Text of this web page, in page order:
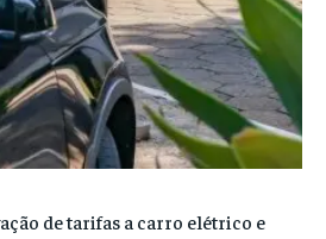
de tarifas a carro elétrico e